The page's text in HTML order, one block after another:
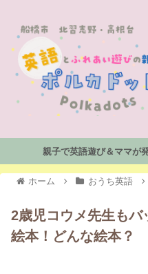
親子で英語遊び＆ママが
ホーム おうち英語
2歳児コウメ先生も
絵本！どんな絵本？